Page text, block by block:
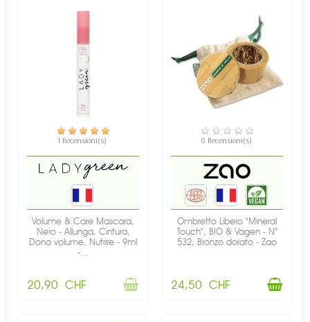
NON DISPONIBILE
1 Recensioni(s)
Volume & Care Mascara,
Nero - Allunga, Cintura,
Dona volume, Nutrire - 9ml
-...
20,90 CHF
DISPONIBILE
0 Recensioni(s)
Ombretto Libero "Mineral
Touch", BIO & Vagen - N°
532, Bronzo dorato - Zao
24,50 CHF